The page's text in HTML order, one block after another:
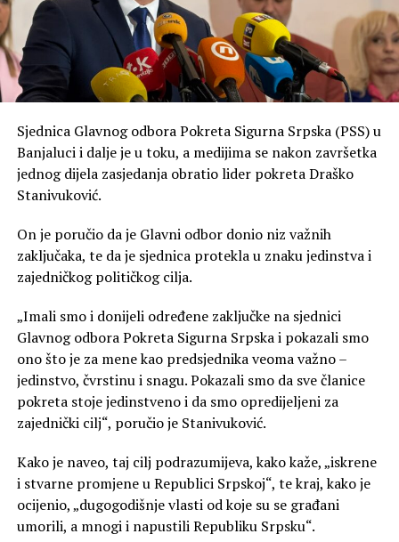
Sjednica Glavnog odbora Pokreta Sigurna Srpska (PSS) u
Banjaluci i dalje je u toku, a medijima se nakon završetka
jednog dijela zasjedanja obratio lider pokreta Draško
Stanivuković.
On je poručio da je Glavni odbor donio niz važnih
zaključaka, te da je sjednica protekla u znaku jedinstva i
zajedničkog političkog cilja.
„Imali smo i donijeli određene zaključke na sjednici
Glavnog odbora Pokreta Sigurna Srpska i pokazali smo
ono što je za mene kao predsjednika veoma važno –
jedinstvo, čvrstinu i snagu. Pokazali smo da sve članice
pokreta stoje jedinstveno i da smo opredijeljeni za
zajednički cilj“, poručio je Stanivuković.
Kako je naveo, taj cilj podrazumijeva, kako kaže, „iskrene
i stvarne promjene u Republici Srpskoj“, te kraj, kako je
ocijenio, „dugogodišnje vlasti od koje su se građani
umorili, a mnogi i napustili Republiku Srpsku“.